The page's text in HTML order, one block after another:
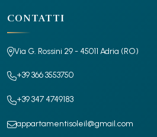
CONTATTI
Via G. Rossini 29 - 45011 Adria (RO)
+39 366 3553750
+39 347 4749183
appartamentisoleil@gmail.com